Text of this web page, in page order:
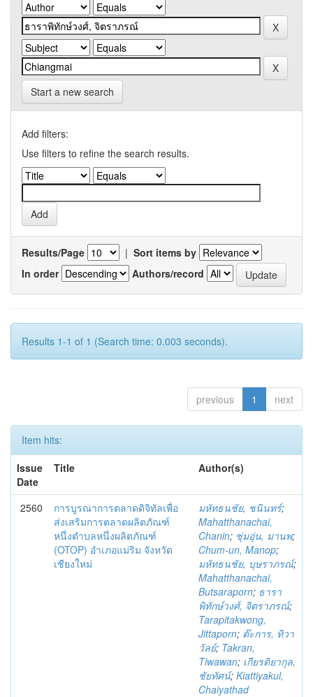
Start a new search
Add filters:
Use filters to refine the search results.
Results/Page | Sort items by
In order
Authors/record
Results 1-1 of 1 (Search time: 0.003 seconds).
previous 1 next
Item hits:
Issue
Date
Title Author(s)
2560
การบูรณาการตลาดดิจิทัลเพื่อ
ส่งเสริมการตลาดผลิตภัณฑ์
หนึ่งตำบลหนึ่งผลิตภัณฑ์
(OTOP) อำเภอแม่ริม จังหวัด
เชียงใหม่
มหัทธนชัย, ชนินทร์;
Mahatthanachai,
Chanin; ชุ่มอุ่น, มานพ;
Chum-un, Manop;
มหัทธนชัย, บุษราภรณ์;
Mahatthanachai,
Butsaraporn; ธารา
พิทักษ์วงศ์, จิตราภรณ์;
Tarapitakwong,
Jittaporn; ต๊ะการ, ทิวา
วัลย์; Takran,
Tiwawan; เกียรติยากุล,
ชัยทัศน์; Kiattiyakul,
Chaiyathad